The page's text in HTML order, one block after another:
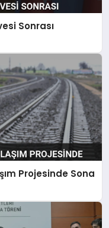
Sonrası
Projesinde Sona